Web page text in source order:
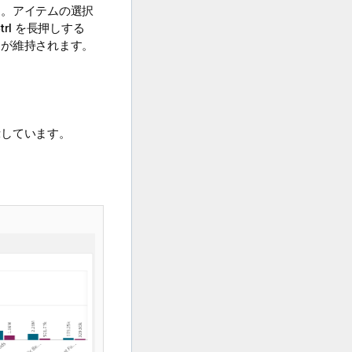
アイテムの選択
を長押しする
維持されます。
ています。